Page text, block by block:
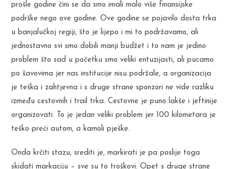
prošle godine čini se da smo imali malo više finansijske
podrške nego ove godine. Ove godine se pojavilo dosta trka
u banjalučkoj regiji, što je lijepo i mi to podržavamo, ali
jednostavno svi smo dobili manji budžet i to nam je jedino
problem što sad u početku smo veliki entuzijasti, ali pucamo
po šavovima jer nas institucije nisu podržale, a organizacija
je teška i zahtjevna i s druge strane sponzori ne vide razliku
između cestovnih i trail trka. Cestovne je puno lakše i jeftinije
organizovati. To je jedan veliki problem jer 100 kilometara je
teško preći autom, a kamoli pješke.
Onda krčiti stazu, srediti je, markirati je pa poslije toga
skidati markaciju – sve su to troškovi. Opet s druge strane